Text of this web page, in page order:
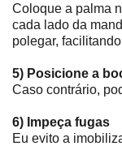
Coloque a palma
cada lado da
polegar,
5) Posicione a
Caso contrário,
6) Impeça fugas
Eu evito a